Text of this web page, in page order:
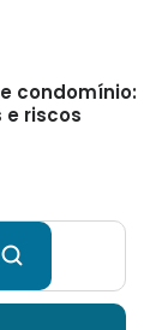
condomínio:
riscos